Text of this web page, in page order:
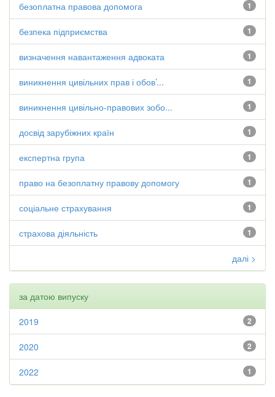
1
безоплатна правова допомога
1
безпека підприємства
1
визначення навантаження адвоката
1
виникнення цивільних прав і обов’...
1
виникнення цивільно-правових зобо...
1
досвід зарубіжних країн
1
експертна група
1
право на безоплатну правову допомогу
1
соціальне страхування
1
страхова діяльність
далі >
за датою випуску
2
2019
2
2020
1
2022